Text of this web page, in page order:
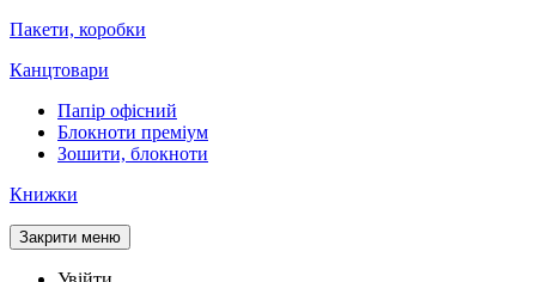
Пакети, коробки
Канцтовари
Папір офісний
Блокноти преміум
Зошити, блокноти
Книжки
Закрити меню